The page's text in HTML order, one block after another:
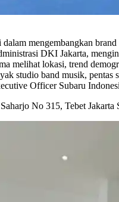
mengembangkan
DKI Jakarta,
melihat lokasi, trend
studio band musik,
Officer Subaru
No 315, Tebet Jakarta